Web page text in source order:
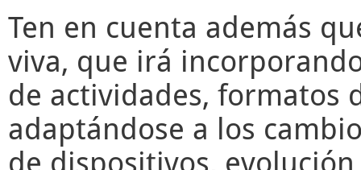
Ten en cuenta además
viva, que irá
de actividades, formatos
adaptándose a los